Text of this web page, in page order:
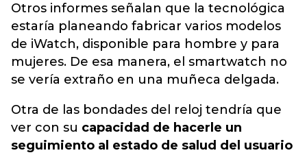
Otros informes señalan que la tecnológica
estaría planeando fabricar varios modelos
de iWatch, disponible para hombre y para
mujeres. De esa manera, el smartwatch no
se vería extraño en una muñeca delgada.
Otra de las bondades del reloj tendría que
ver con su capacidad de hacerle un
seguimiento al estado de salud del usuario